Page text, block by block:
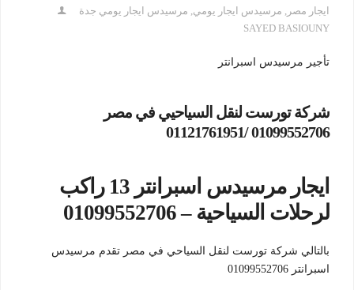
ايجار مصر
مرسيدس ايجار يومي مرسيدس ايجار يومي جدة
SAYED BASIOUNY
تأجير مرسيدس اسبرانتر
شركة تورست لنقل السياحيي في مصر
01099552706 /01121761951
ايجار مرسيدس اسبرانتر 13 راكب
لرحلات السياحية – 01099552706
بالتالي شركة تورست لنقل السياحي في مصر تقدم مرسيدس
اسبرانتر 01099552706